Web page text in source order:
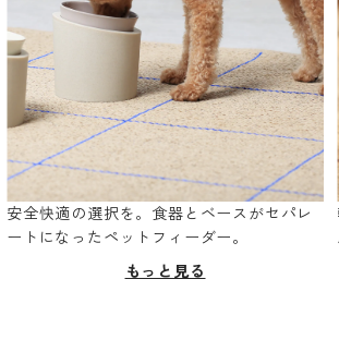
安全快適の選択を。食器とベースがセパレ
ートになったペットフィーダー。
もっと見る